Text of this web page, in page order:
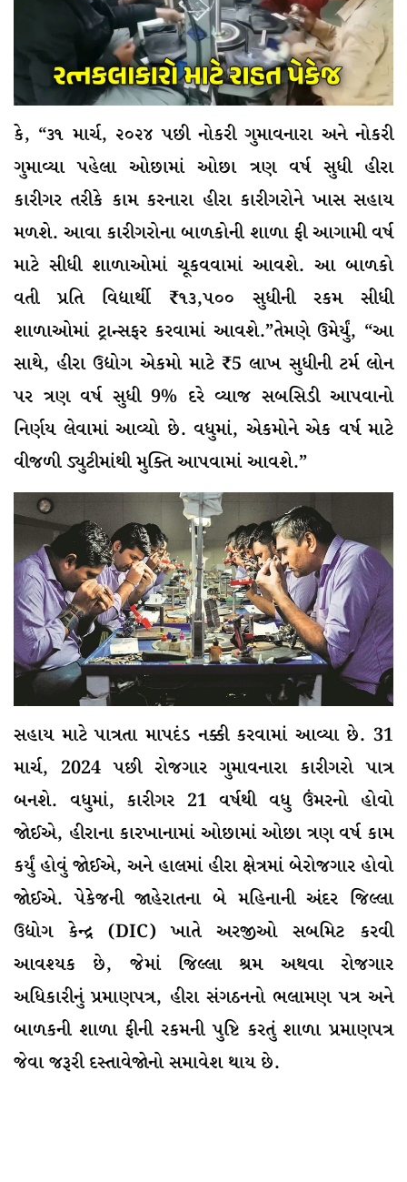
કે, “૩૧ માર્ચ, ૨૦૨૪ પછી નોકરી ગુમાવનારા અને નોકરી
ગુમાવ્યા પહેલા ઓછામાં ઓછા ત્રણ વર્ષ સુધી હીરા
કારીગર તરીકે કામ કરનારા હીરા કારીગરોને ખાસ સહાય
મળશે. આવા કારીગરોના બાળકોની શાળા ફી આગામી વર્ષ
માટે સીધી શાળાઓમાં ચૂકવવામાં આવશે. આ બાળકો
વતી પ્રતિ વિદ્યાર્થી ₹૧૩,૫૦૦ સુધીની રકમ સીધી
શાળાઓમાં ટ્રાન્સફર કરવામાં આવશે.”તેમણે ઉમેર્યું, “આ
સાથે, હીરા ઉદ્યોગ એકમો માટે ₹5 લાખ સુધીની ટર્મ લોન
પર ત્રણ વર્ષ સુધી 9% દરે વ્યાજ સબસિડી આપવાનો
નિર્ણય લેવામાં આવ્યો છે. વધુમાં, એકમોને એક વર્ષ માટે
વીજળી ડ્યુટીમાંથી મુક્તિ આપવામાં આવશે.”
સહાય માટે પાત્રતા માપદંડ નક્કી કરવામાં આવ્યા છે. 31
માર્ચ, 2024 પછી રોજગાર ગુમાવનારા કારીગરો પાત્ર
બનશે. વધુમાં, કારીગર 21 વર્ષથી વધુ ઉંમરનો હોવો
જોઈએ, હીરાના કારખાનામાં ઓછામાં ઓછા ત્રણ વર્ષ કામ
કર્યું હોવું જોઈએ, અને હાલમાં હીરા ક્ષેત્રમાં બેરોજગાર હોવો
જોઈએ. પેકેજની જાહેરાતના બે મહિનાની અંદર જિલ્લા
ઉદ્યોગ કેન્દ્ર (DIC) ખાતે અરજીઓ સબમિટ કરવી
આવશ્યક છે, જેમાં જિલ્લા શ્રમ અથવા રોજગાર
અધિકારીનું પ્રમાણપત્ર, હીરા સંગઠનનો ભલામણ પત્ર અને
બાળકની શાળા ફીની રકમની પુષ્ટિ કરતું શાળા પ્રમાણપત્ર
જેવા જરૂરી દસ્તાવેજોનો સમાવેશ થાય છે.